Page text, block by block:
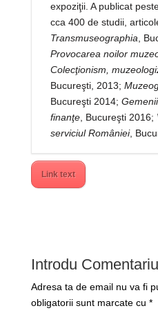
expoziţii. A publicat
cca 400 de studii,
Transmuseographia ,
Provocarea noilor
Colecţionism,
Bucureşti, 2013;
Bucureşti 2014;
finanţe, Bucureşti 2016;
serviciul României,
Link text
Introdu Comentariu
Adresa ta de email nu va fi
obligatorii sunt marcate cu *